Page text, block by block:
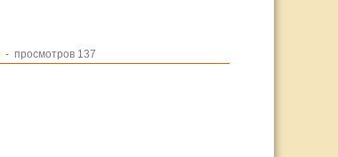
- просмотров 137